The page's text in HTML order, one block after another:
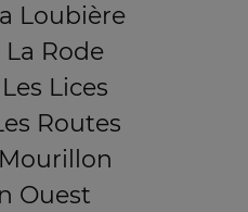
Loubière
Rode
Lices
Routes
Ouest